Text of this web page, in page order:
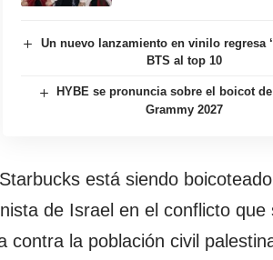
Un nuevo lanzamiento en vinilo regresa
BTS al top 10
HYBE se pronuncia sobre el boicot
Grammy 2027
está siendo
de Israel en el conflicto
contra la población civil